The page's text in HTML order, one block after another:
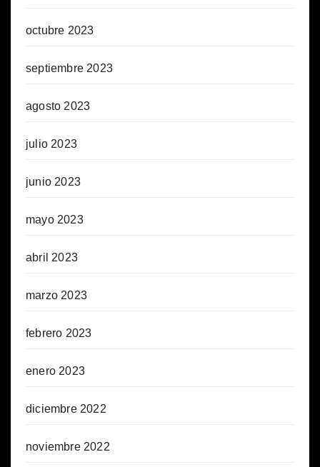
octubre 2023
septiembre 2023
agosto 2023
julio 2023
junio 2023
mayo 2023
abril 2023
marzo 2023
febrero 2023
enero 2023
diciembre 2022
noviembre 2022